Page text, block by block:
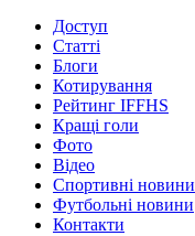
Доступ
Статті
Блоги
Котирування
Рейтинг IFFHS
Кращі голи
Фото
Відео
Спортивні новини
Футбольні новини
Контакти